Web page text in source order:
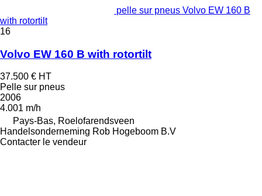
pelle sur pneus Volvo EW 160 B
with rotortilt
16
Volvo EW 160 B with rotortilt
37.500 € HT
Pelle sur pneus
2006
4.001 m/h
Pays-Bas, Roelofarendsveen
Handelsonderneming Rob Hogeboom B.V
Contacter le vendeur